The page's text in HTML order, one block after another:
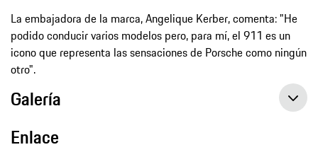
La embajadora de la marca, Angelique Kerber, comenta: "He
podido conducir varios modelos pero, para mí, el 911 es un
icono que representa las sensaciones de Porsche como ningún
otro".
Galería
Enlace